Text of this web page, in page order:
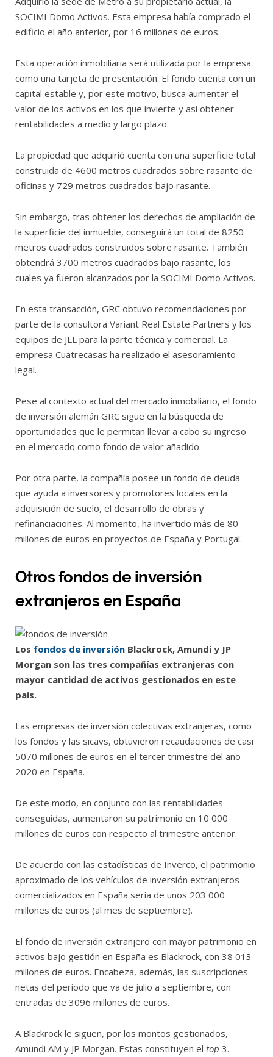
SOCIMI Domo Activos. Esta empresa había comprado el
edificio el año anterior, por 16 millones de euros.
Esta operación inmobiliaria será utilizada por la empresa
como una tarjeta de presentación. El fondo cuenta con un
capital estable y, por este motivo, busca aumentar el
valor de los activos en los que invierte y así obtener
rentabilidades a medio y largo plazo.
La propiedad que adquirió cuenta con una superficie total
construida de 4600 metros cuadrados sobre rasante de
oficinas y 729 metros cuadrados bajo rasante.
Sin embargo, tras obtener los derechos de ampliación de
la superficie del inmueble, conseguirá un total de 8250
metros cuadrados construidos sobre rasante. También
obtendrá 3700 metros cuadrados bajo rasante, los
cuales ya fueron alcanzados por la SOCIMI Domo Activos.
En esta transacción, GRC obtuvo recomendaciones por
parte de la consultora Variant Real Estate Partners y los
equipos de JLL para la parte técnica y comercial. La
empresa Cuatrecasas ha realizado el asesoramiento
legal.
Pese al contexto actual del mercado inmobiliario, el fondo
de inversión alemán GRC sigue en la búsqueda de
oportunidades que le permitan llevar a cabo su ingreso
en el mercado como fondo de valor añadido.
Por otra parte, la compañía posee un fondo de deuda
que ayuda a inversores y promotores locales en la
adquisición de suelo, el desarrollo de obras y
refinanciaciones. Al momento, ha invertido más de 80
millones de euros en proyectos de España y Portugal.
Otros fondos de inversión
extranjeros en España
Los fondos de inversión Blackrock, Amundi y JP
Morgan son las tres compañías extranjeras con
mayor cantidad de activos gestionados en este
país.
Las empresas de inversión colectivas extranjeras, como
los fondos y las sicavs, obtuvieron recaudaciones de casi
5070 millones de euros en el tercer trimestre del año
2020 en España.
De este modo, en conjunto con las rentabilidades
conseguidas, aumentaron su patrimonio en 10 000
millones de euros con respecto al trimestre anterior.
De acuerdo con las estadísticas de Inverco, el patrimonio
aproximado de los vehículos de inversión extranjeros
comercializados en España sería de unos 203 000
millones de euros (al mes de septiembre).
El fondo de inversión extranjero con mayor patrimonio en
activos bajo gestión en España es Blackrock, con 38 013
millones de euros. Encabeza, además, las suscripciones
netas del periodo que va de julio a septiembre, con
entradas de 3096 millones de euros.
A Blackrock le siguen, por los montos gestionados,
Amundi AM y JP Morgan. Estas constituyen el top 3.